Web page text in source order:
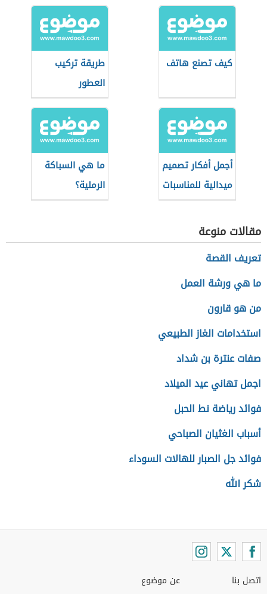
كيف تصنع هاتف
طريقة تركيب
العطور
أجمل أفكار تصميم
ميدالية للمناسبات
السنوية
ما هي السباكة
الرملية؟
مقالات منوعة
تعريف القصة
ما هي ورشة العمل
من هو قارون
استخدامات الغاز الطبيعي
صفات عنترة بن شداد
اجمل تهاني عيد الميلاد
فوائد رياضة نط الحبل
أسباب الغثيان الصباحي
فوائد جل الصبار للهالات السوداء
شكر الله
اتصل بنا عن موضوع